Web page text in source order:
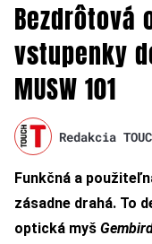
Bezdrôtová
vstupenky
MUSW 101
Redakcia
Funkčná a
zásadne drahá. To
optická myš